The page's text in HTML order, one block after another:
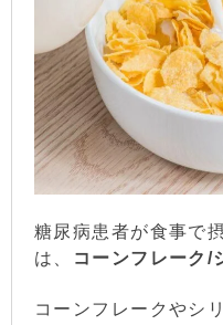
糖尿病患者が食事で
は、
コーンフレーク/
コーンフレークやシ